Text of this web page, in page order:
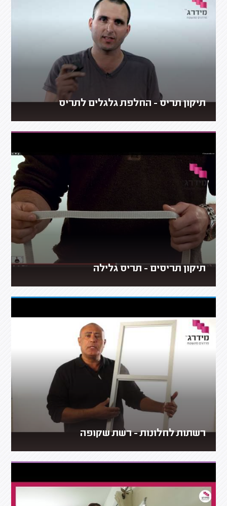
תיקון תריס - החלפת גלגלים לתריס
תיקון תריסים - תריס גלילה
רשתות לחלונות - רשת שקופה